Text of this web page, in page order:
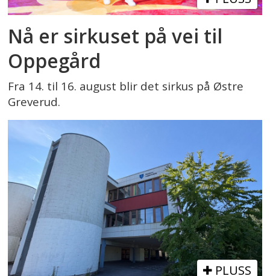
Nå er sirkuset på vei til
Oppegård
Fra 14. til 16. august blir det sirkus på Østre
Greverud.
PLUSS